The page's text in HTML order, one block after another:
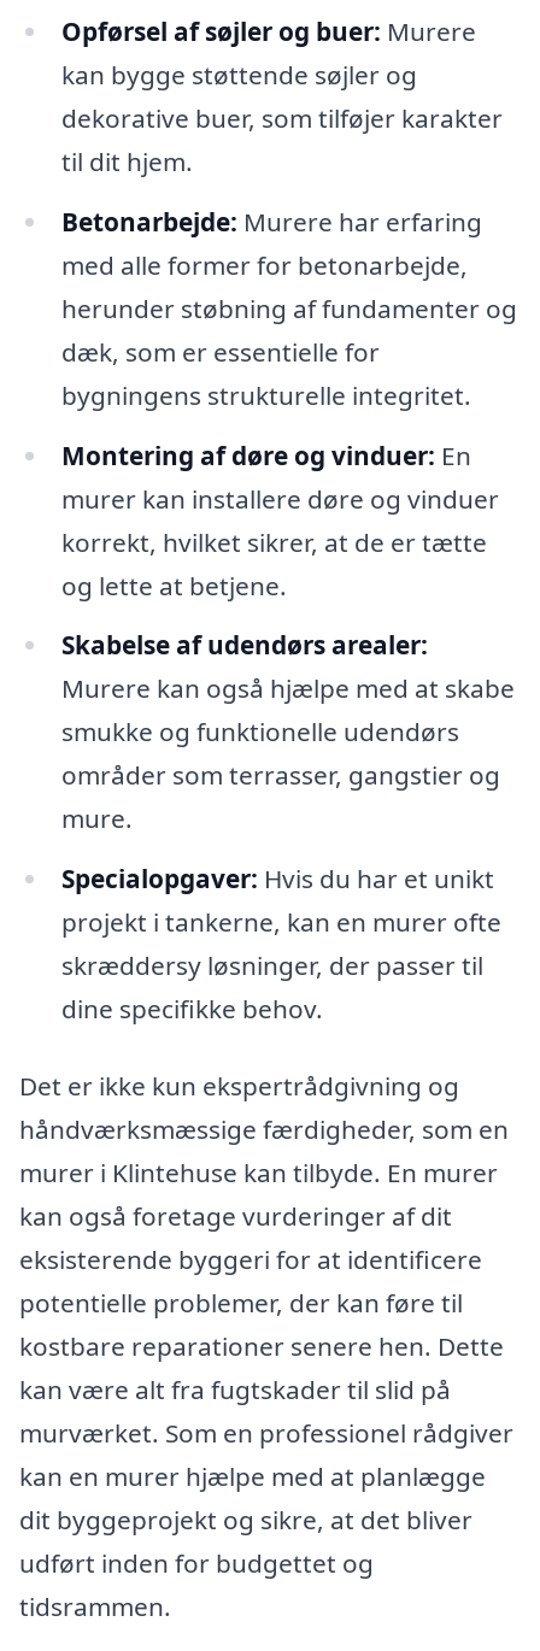
Opførsel af søjler og buer: Murere
kan bygge støttende søjler og
dekorative buer, som tilføjer karakter
til dit hjem.
Betonarbejde: Murere har erfaring
med alle former for betonarbejde,
herunder støbning af fundamenter og
dæk, som er essentielle for
bygningens strukturelle integritet.
Montering af døre og vinduer: En
murer kan installere døre og vinduer
korrekt, hvilket sikrer, at de er tætte
og lette at betjene.
Skabelse af udendørs arealer:
Murere kan også hjælpe med at skabe
smukke og funktionelle udendørs
områder som terrasser, gangstier og
mure.
Specialopgaver: Hvis du har et unikt
projekt i tankerne, kan en murer ofte
skræddersy løsninger, der passer til
dine specifikke behov.
Det er ikke kun ekspertrådgivning og
håndværksmæssige færdigheder, som en
murer i Klintehuse kan tilbyde. En murer
kan også foretage vurderinger af dit
eksisterende byggeri for at identificere
potentielle problemer, der kan føre til
kostbare reparationer senere hen. Dette
kan være alt fra fugtskader til slid på
murværket. Som en professionel rådgiver
kan en murer hjælpe med at planlægge
dit byggeprojekt og sikre, at det bliver
udført inden for budgettet og
tidsrammen.